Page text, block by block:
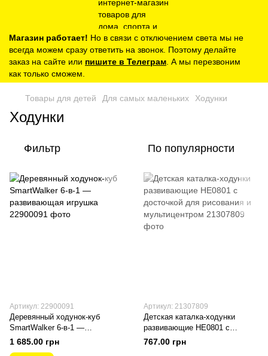
Магазин работает! Но в связи с отключением света мы не
всегда можем сразу ответить на звонок. Поэтому делайте
заказ на сайте или пишите в Телеграм . А мы перезвоним
как только сможем.
Товары для детей Для самых маленьких Ходунки
Ходунки
Фильтр По популярности
Артикул: 22900091
Деревянный ходунок-куб
SmartWalker 6-в-1 —
развивающая игрушка
1 685.00 грн
Артикул: 21307809
Детская каталка-ходунки
развивающие HE0801 с
досточкой для рисования и
мультицентром
767.00 грн